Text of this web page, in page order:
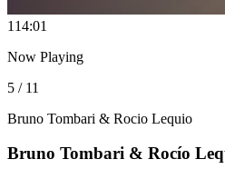
114:01
Now Playing
5 / 11
Bruno Tombari & Rocio Lequio
Bruno Tombari & Rocío